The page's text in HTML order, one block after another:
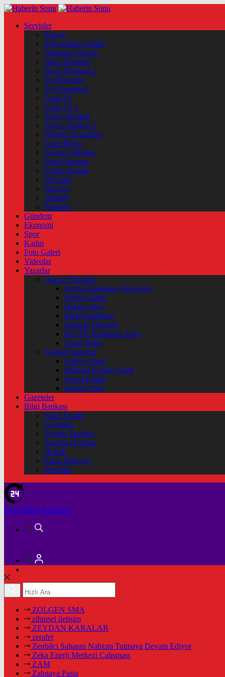
Servisler
Künye
Vizyondaki Filmler
Haftanin Filmleri
Hava Durumu
Hava Durumu 2
Yol Durumu
Yol Durumu 2
Canlı Tv
Canlı Tv 2
Yayın Akışları
Yayın Akışları 2
Nöbetçi Eczaneler
Canlı Borsa
Namaz Vakitleri
Puan Durumu
Kripto Paralar
Dövizler
Hisseler
Altınlar
Pariteler
Gündem
Ekonomi
Spor
Kadın
Foto Galeri
Videolar
Yazarlar
Güncel Yazarlar
Şeyma Karateke (Başyazar)
Erkan Çakıllı
Hakan Akın
Metin Özdoğan
Mustafa Düzenli
Prof Dr. Ramazan Abay
Yusuf Bolat
Ayrılan Yazarlar
Gülten Abacı
Mustafa Kemal Yonat
Neval Kütük
Şirvan Yüce
Gazeteler
Bilgi Bankası
Nasıl Yapılır
Faydaları
Yemek Tarifleri
Tarımsal Üretim
Hukuk
Kitap Dünyası
Mesajlar
Son dakika haberleri
ZOLGEN SMA
zihinsel iletişim
ZEYDAN KARALAR
zerafet
Zenbilci Sahanın Nabzını Tutmaya Devam Ediyor
Zeka Enerji Merkezi Çalışması
ZAM
Zabıtaya Pasta